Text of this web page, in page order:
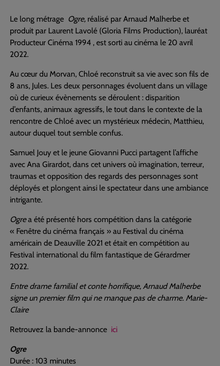
Le long métrage Ogre, réalisé par Arnaud Malherbe et
produit par Laurent Lavolé (Gloria Films Production), lauréat
Producteur Cinéma 1994 , est sorti au cinéma le 20 avril
2022.
Au cœur du Morvan, Chloé reconstruit sa vie avec son fils de
8 ans, Jules. Les deux personnages évoluent dans un village
où de curieux évènements se déroulent : disparition
d’enfants, animaux agressifs, le tout dans le contexte de la
rencontre de Chloé avec un mystérieux médecin, Matthieu,
autour duquel tout semble confus.
Samuel Jouy et le jeune Giovanni Pucci partagent l’affiche
avec Ana Girardot, dans cet univers où imagination, terreur,
traumas et opposition des regards des personnages sont
déployés et plongent ainsi le spectateur dans une ambiance
intrigante.
Ogrea été présenté hors compétition dans la catégorie
« Fenêtre du cinéma français » au Festival du cinéma
américain de Deauville 2021 et était en compétition au
Festival international du film fantastique de Gérardmer
2022.
Entre drame familial et conte horrifique, Arnaud Malherbe
signe un premier film qui ne manque pas de charme. Marie-
Claire
Retrouvez la bande-annonce ici
Ogre
Durée : 103 minutes